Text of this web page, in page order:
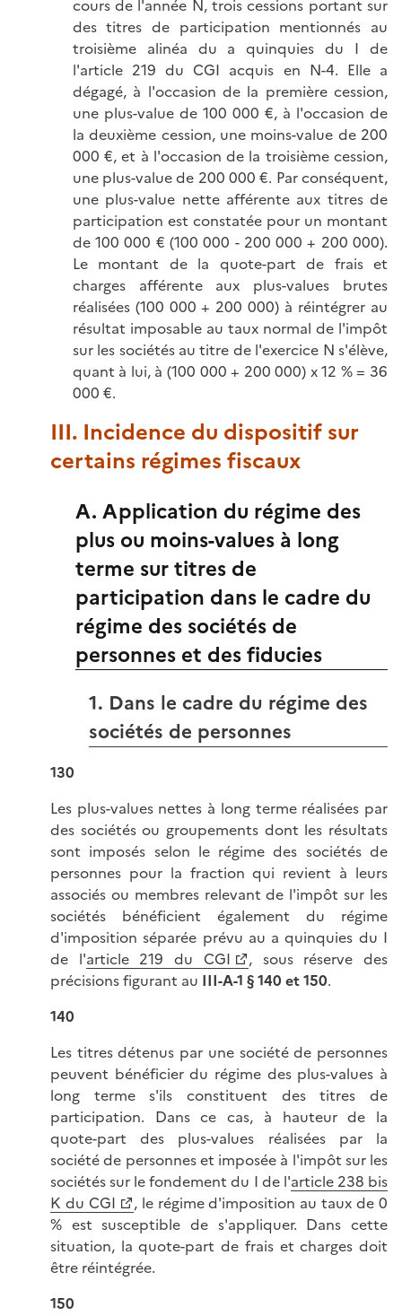
cours de l'année N, trois cessions portant sur
des titres de participation mentionnés au
troisième alinéa du a quinquies du I de
l'article 219 du CGI acquis en N-4. Elle a
dégagé, à l'occasion de la première cession,
une plus-value de 100 000 €, à l'occasion de
la deuxième cession, une moins-value de 200
000 €, et à l'occasion de la troisième cession,
une plus-value de 200 000 €. Par conséquent,
une plus-value nette afférente aux titres de
participation est constatée pour un montant
de 100 000 € (100 000 - 200 000 + 200 000).
Le montant de la quote-part de frais et
charges afférente aux plus-values brutes
réalisées (100 000 + 200 000) à réintégrer au
résultat imposable au taux normal de l'impôt
sur les sociétés au titre de l'exercice N s'élève,
quant à lui, à (100 000 + 200 000) x 12 % = 36
000 €.
III. Incidence du dispositif sur
certains régimes fiscaux
A. Application du régime des
plus ou moins-values à long
terme sur titres de
participation dans le cadre du
régime des sociétés de
personnes et des fiducies
1. Dans le cadre du régime des
sociétés de personnes
130
Les plus-values nettes à long terme réalisées par
des sociétés ou groupements dont les résultats
sont imposés selon le régime des sociétés de
personnes pour la fraction qui revient à leurs
associés ou membres relevant de l'impôt sur les
sociétés bénéficient également du régime
d'imposition séparée prévu au a quinquies du I
de l'article 219 du CGI
, sous réserve des
précisions figurant au III-A-1 § 140 et 150.
140
Les titres détenus par une société de personnes
peuvent bénéficier du régime des plus-values à
long terme s'ils constituent des titres de
participation. Dans ce cas, à hauteur de la
quote-part des plus-values réalisées par la
société de personnes et imposée à l'impôt sur les
sociétés sur le fondement du I de l'article 238 bis
K du CGI
, le régime d'imposition au taux de 0
% est susceptible de s'appliquer. Dans cette
situation, la quote-part de frais et charges doit
être réintégrée.
150